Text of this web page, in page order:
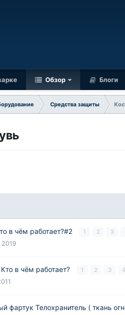
Обзор Блоги
Средства защиты
в чём работает?#2 1 2 3
в чём работает? 1 2 3 4
фартук Телохранитель ( ткань